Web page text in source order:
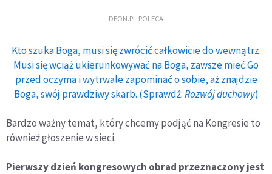
DEON.PL POLECA
Kto szuka Boga, musi się zwrócić całkowicie do wewnątrz.
Musi się wciąż ukierunkowywać na Boga, zawsze mieć Go
przed oczyma i wytrwale zapominać o sobie, aż znajdzie
Boga, swój prawdziwy skarb. (Sprawdź:Rozwój duchowy)
Bardzo ważny temat, który chcemy podjąć na Kongresie to
również głoszenie w sieci.
Pierwszy dzień kongresowych obrad przeznaczony jest